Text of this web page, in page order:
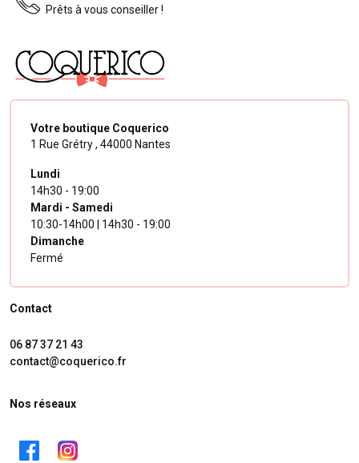
Prêts à vous conseiller !
Votre boutique Coquerico
1 Rue Grétry , 44000 Nantes
Lundi
14h30 - 19:00
Mardi - Samedi
10:30-14h00 | 14h30 - 19:00
Dimanche
Fermé
Contact
06 87 37 21 43
contact@coquerico.fr
Nos réseaux